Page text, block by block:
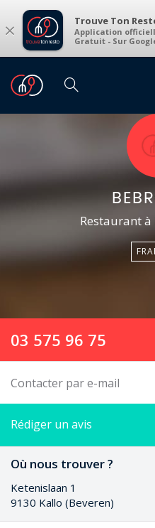
× Trouve Ton
Application
Gratuit - Sur
Restaurant à
03 575 96 75
Contacter par e-mail
Rédiger un avis
Où nous trouver ?
Ketenislaan 1
9130 Kallo (Beveren)